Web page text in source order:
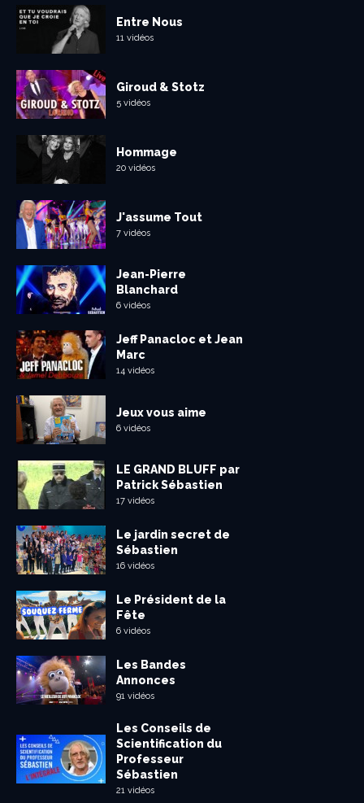
Entre Nous
11 vidéos
Giroud & Stotz
5 vidéos
Hommage
20 vidéos
J'assume Tout
7 vidéos
Jean-Pierre
Blanchard
6 vidéos
Jeff Panacloc et Jean
Marc
14 vidéos
Jeux vous aime
6 vidéos
LE GRAND BLUFF par
Patrick Sébastien
17 vidéos
Le jardin secret de
Sébastien
16 vidéos
Le Président de la
Fête
6 vidéos
Les Bandes
Annonces
91 vidéos
Les Conseils de
Scientification du
Professeur
Sébastien
21 vidéos